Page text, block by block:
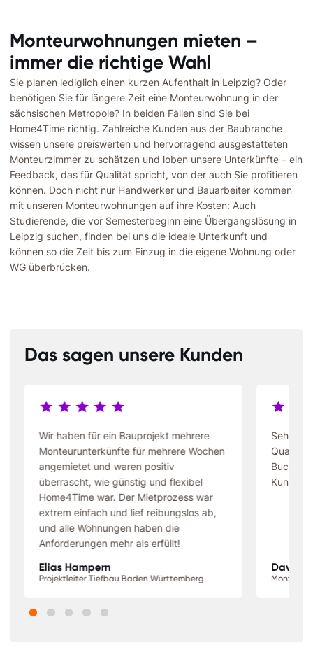
Monteurwohnungen mieten –
immer die richtige Wahl
Sie planen lediglich einen kurzen Aufenthalt in Leipzig? Oder
benötigen Sie für längere Zeit eine Monteurwohnung in der
sächsischen Metropole? In beiden Fällen sind Sie bei
Home4Time richtig. Zahlreiche Kunden aus der Baubranche
wissen unsere preiswerten und hervorragend ausgestatteten
Monteurzimmer zu schätzen und loben unsere Unterkünfte – ein
Feedback, das für Qualität spricht, von der auch Sie profitieren
können. Doch nicht nur Handwerker und Bauarbeiter kommen
mit unseren Monteurwohnungen auf ihre Kosten: Auch
Studierende, die vor Semesterbeginn eine Übergangslösung in
Leipzig suchen, finden bei uns die ideale Unterkunft und
können so die Zeit bis zum Einzug in die eigene Wohnung oder
WG überbrücken.
Das sagen unsere Kunden
Wir haben für ein Bauprojekt mehrere
Monteurunterkünfte für mehrere Wochen
angemietet und waren positiv
überrascht, wie günstig und flexibel
Home4Time war. Der Mietprozess war
extrem einfach und lief reibungslos ab,
und alle Wohnungen haben die
Anforderungen mehr als erfüllt!
Elias Hampern
Projektleiter Tiefbau Baden Württemberg
Sehr
Qualität
David
Monteur